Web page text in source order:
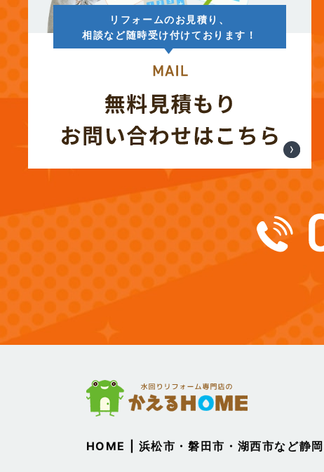
2025年4月 (13)
(12)
2025年2月 (13)
2024年12月 (12)
2024年10月 (15)
2024年7月 (17)
2024年6月 (14)
リフォームのお見積り、
相談など随時受け付けております！
HOME | 浜松市・磐田市・湖西市など静